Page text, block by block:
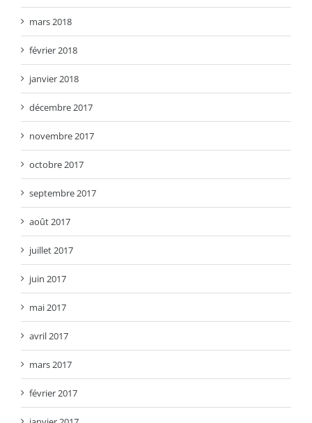
mars 2018
février 2018
janvier 2018
décembre 2017
novembre 2017
octobre 2017
septembre 2017
août 2017
juillet 2017
juin 2017
mai 2017
avril 2017
mars 2017
février 2017